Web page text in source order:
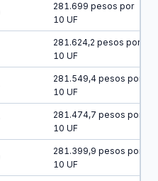
281.699 pesos por
10 UF
281.624,2 pesos por
10 UF
281.549,4 pesos por
10 UF
281.474,7 pesos por
10 UF
281.399,9 pesos por
10 UF